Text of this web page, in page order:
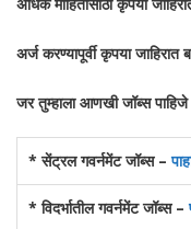
अर्ज करण्यापूर्वी कृपया जाहिरात
जर तुम्हाला आणखी जॉब्स
* सेंट्रल गवर्नमेंट जॉब्स –
* विदर्भातील गवर्नमेंट जॉब्स –